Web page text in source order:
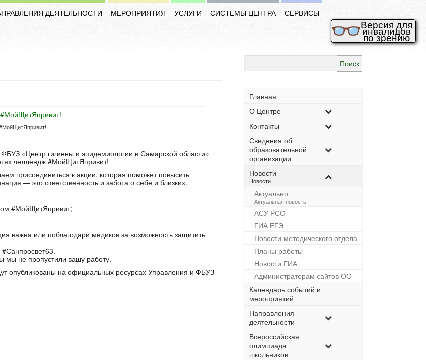
Версия для
инвалидов
по зрению
ДЕЯТЕЛЬНОСТИ МЕРОПРИЯТИЯ УСЛУГИ СИСТЕМЫ ЦЕНТРА СЕРВИСЫ
«Центр гигиены и эпидемиологии в Самарской области»
челлендж #МойЩитЯпривит!
присоединиться к акции, которая поможет повысить
— это ответственность и забота о себе и близких.
#МойЩитЯпривит;
важна или поблагодари медиков за возможность защитить
мы не пропустили вашу работу.
опубликованы на официальных ресурсах Управления и ФБУЗ
Главная
О Центре
Контакты
Сведения об
образовательной
организации
Новости
–
Новости
Актуально
–
Актуальная новость
АСУ РСО
ГИА ЕГЭ
Новости методического отдела
Планы работы
Новости ГИА
Администраторам сайтов ОО
Календарь событий и
мероприятий
Направления
деятельности
Всероссийская
олимпиада
школьников